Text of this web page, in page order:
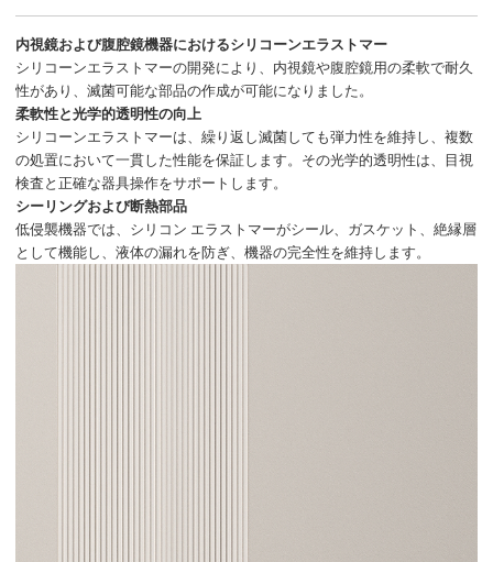
内視鏡および腹腔鏡機器におけるシリコーンエラストマー
シリコーンエラストマーの開発により、内視鏡や腹腔鏡用の柔軟で耐久
性があり、滅菌可能な部品の作成が可能になりました。
柔軟性と光学的透明性の向上
シリコーンエラストマーは、繰り返し滅菌しても弾力性を維持し、複数
の処置において一貫した性能を保証します。その光学的透明性は、目視
検査と正確な器具操作をサポートします。
シーリングおよび断熱部品
低侵襲機器では、シリコン エラストマーがシール、ガスケット、絶縁層
として機能し、液体の漏れを防ぎ、機器の完全性を維持します。